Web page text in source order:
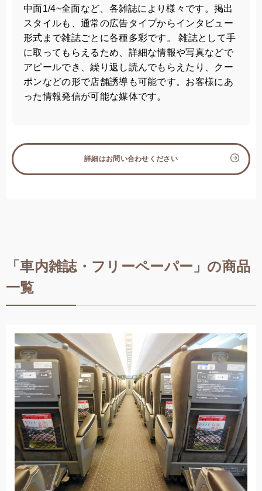
中面1/4~全面など、各雑誌により様々です。掲出
スタイルも、通常の広告タイプからインタビュー
形式まで雑誌ごとに各種多彩です。 雑誌として手
に取ってもらえるため、詳細な情報や写真などで
アピールでき、繰り返し読んでもらえたり、クー
ポンなどの形で店舗誘導も可能です。お客様にあ
った情報発信が可能な媒体です。
詳細はお問い合わせください
「車内雑誌・フリーペーパー」の商品
一覧